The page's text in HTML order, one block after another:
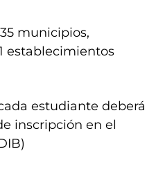
municipios,
establecimientos
estudiante deberá
inscripción en el